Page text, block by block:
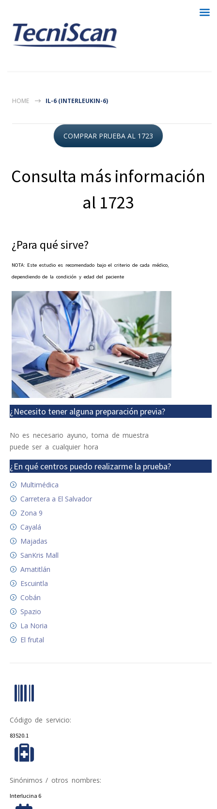
HOME IL-6 (INTERLEUKIN-6)
COMPRAR PRUEBA AL 1723
Consulta más información
al 1723
¿Para qué sirve?
NOTA: Este estudio es recomendado bajo el criterio de cada médico,
dependiendo de la condición y edad del paciente
¿Necesito tener alguna preparación previa?
No es necesario ayuno, toma de muestra
puede ser a cualquier hora
¿En qué centros puedo realizarme la prueba?
Multimédica
Carretera a El Salvador
Zona 9
Cayalá
Majadas
SanKris Mall
Amatitlán
Escuintla
Cobán
Spazio
La Noria
El frutal
Código de servicio:
83520.1
Sinónimos / otros nombres:
Interlucina 6